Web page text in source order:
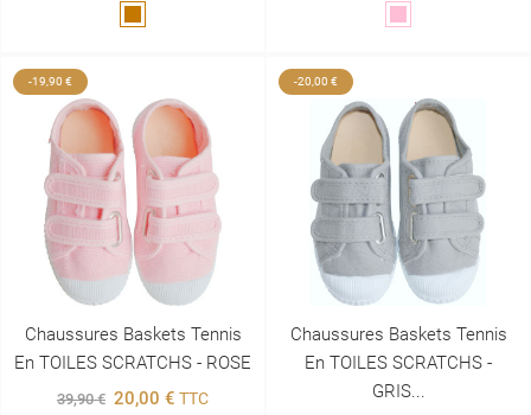
-19,90 €
Chaussures Baskets Tennis
En TOILES SCRATCHS - ROSE
39,90 € 20,00 € TTC
-20,00 €
Chaussures Baskets Tennis
En TOILES SCRATCHS -
GRIS...